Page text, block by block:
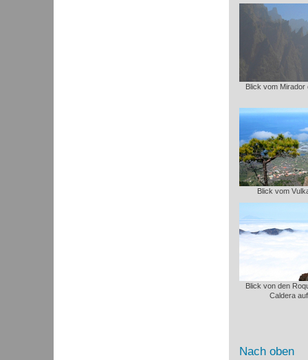
Blick vom Mirador
Blick vom
Blick von den
Caldera
Nach oben